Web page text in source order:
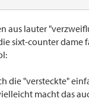
aus lauter
sixt-counter dame
die "versteckte"
macht das